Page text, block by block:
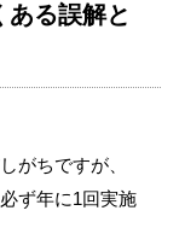
る誤解と
がちですが、
ず年に1回実施